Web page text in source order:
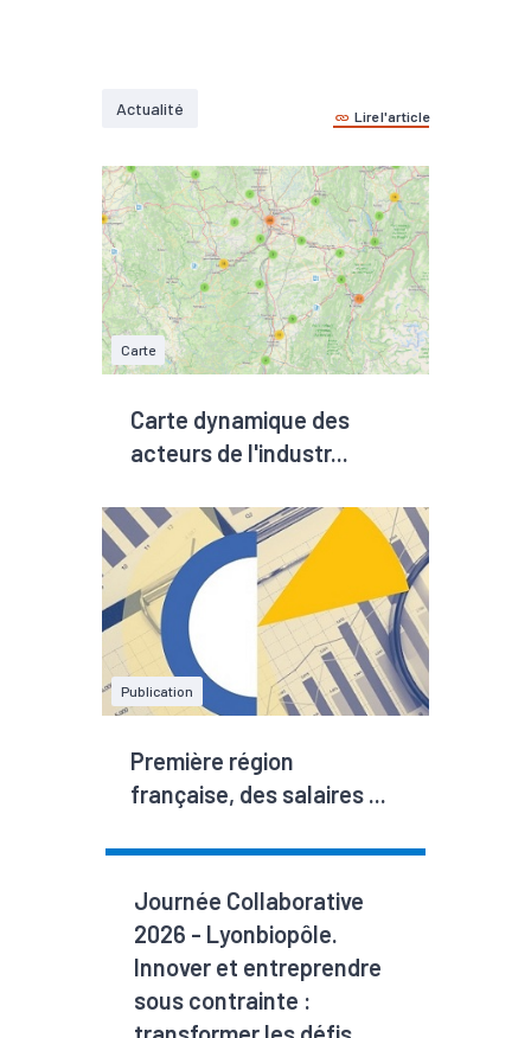
Actualité Lire l'article
Carte
Carte dynamique des
acteurs de l'industr...
Publication
Première région
française, des salaires ...
Journée Collaborative
2026 - Lyonbiopôle.
Innover et entreprendre
sous contrainte :